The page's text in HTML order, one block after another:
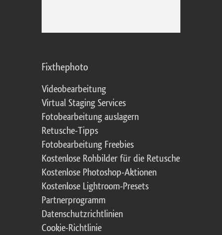
Fixthephoto
Videobearbeitung
Virtual Staging Services
Fotobearbeitung auslagern
Retusche-Tipps
Fotobearbeitung Freebies
Kostenlose Rohbilder für die Retusche
Kostenlose Photoshop-Aktionen
Kostenlose Lightroom-Presets
Partnerprogramm
Datenschutzrichtlinien
Cookie-Richtlinie